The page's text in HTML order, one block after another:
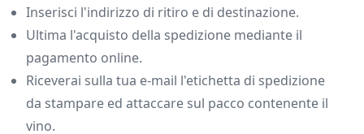
Inserisci l'indirizzo di ritiro e di destinazione.
Ultima l'acquisto della spedizione mediante il
pagamento online.
Riceverai sulla tua e-mail l'etichetta di spedizione
da stampare ed attaccare sul pacco contenente il
vino.